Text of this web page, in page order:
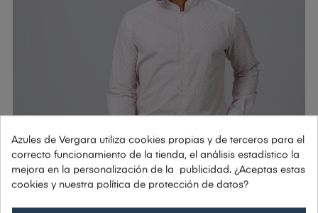
Azules de Vergara utiliza cookies propias y de terceros para el
correcto funcionamiento de la tienda, el análisis estadístico la
mejora en la personalización de la publicidad. ¿Aceptas estas
cookies y nuestra política de protección de datos?